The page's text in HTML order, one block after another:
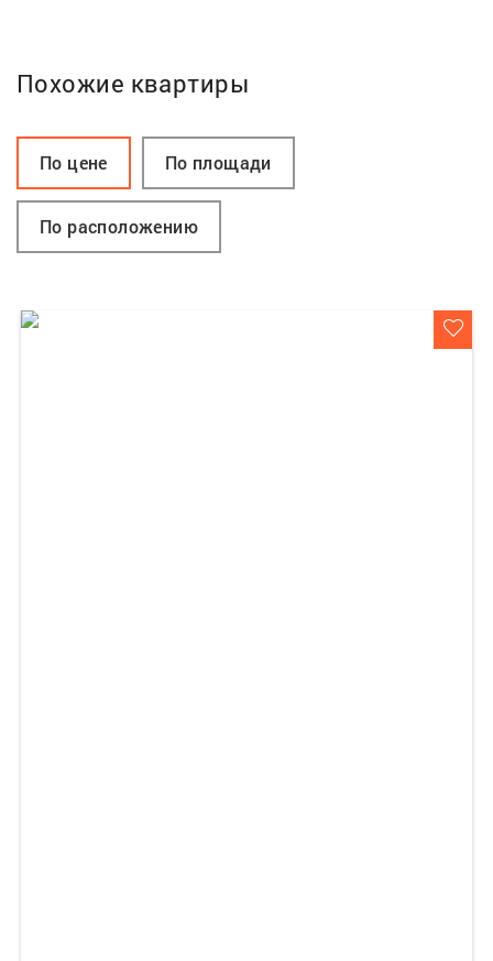
Похожие квартиры
По цене По площади
По расположению